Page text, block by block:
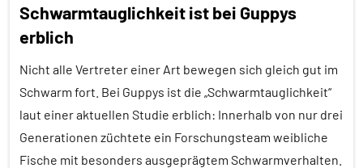
Forschung
aktuell
Fressfeinde
Inter-
Spezies
Schwarmtauglichkeit ist bei Guppys
erblich
Nicht alle Vertreter einer Art bewegen sich gleich gut im
Schwarm fort. Bei Guppys ist die „Schwarmtauglichkeit“
laut einer aktuellen Studie erblich: Innerhalb von nur drei
Generationen züchtete ein Forschungsteam weibliche
Fische mit besonders ausgeprägtem Schwarmverhalten.